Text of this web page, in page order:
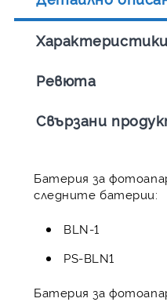
Характеристики
Ревюта
Свързани
Батерия за
следните батерии:
BLN-1
PS-BLN1
Батерия за